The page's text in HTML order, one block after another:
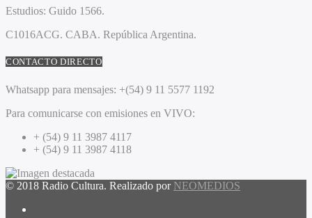
Estudios: Guido 1566.
C1016ACG. CABA. República Argentina.
CONTACTO DIRECTO
Whatsapp para mensajes: +(54) 9 11 5577 1192
Para comunicarse con emisiones en VIVO:
+ (54) 9 11 3987 4117
+ (54) 9 11 3987 4118
© 2018 Radio Cultura. Realizado por NEOMEDIOS